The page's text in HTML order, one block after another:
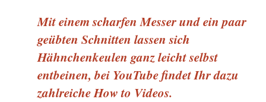
Mit einem scharfen Messer und ein paar
geübten Schnitten lassen sich
Hähnchenkeulen ganz leicht selbst
entbeinen, bei YouTube findet Ihr dazu
zahlreiche How to Videos.